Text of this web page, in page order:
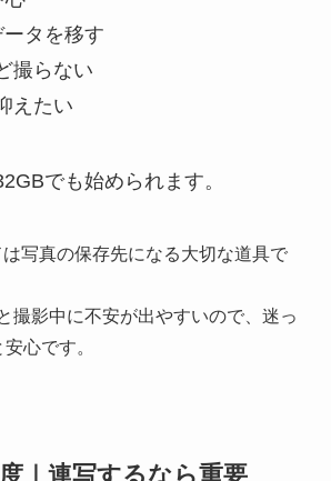
ータを移す
撮らない
えたい
でも始められます。
写真の保存先になる大切な道具で
撮影中に不安が出やすいので、迷っ
心です。
｜連写するなら重要